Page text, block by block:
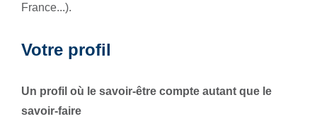
France...).
Votre profil
Un profil où le savoir-être compte autant que le
savoir-faire